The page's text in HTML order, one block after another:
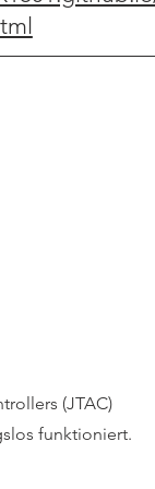
(JTAC)
funktioniert.